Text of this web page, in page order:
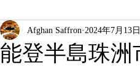
能登半島珠
Afghan Saffron 2024年7月13日